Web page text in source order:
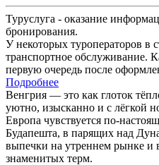
Туруслуга - оказание
бронирования.
У некоторых туроператоров в
транспортное обслуживание.
первую очередь после
Подробнее
Венгрия — это как глоток
уютно, изысканно и с лёгкой
Европа чувствуется по-
Будапешта, в парящих над
выпечки на утреннем рынке и
знаменитых терм.